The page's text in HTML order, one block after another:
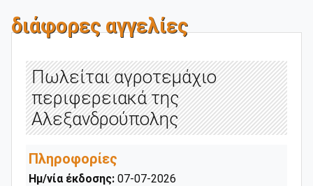
διάφορες αγγελίες
Πωλείται αγροτεμάχιο
περιφερειακά της
Αλεξανδρούπολης
Πληροφορίες
Ημ/νία έκδοσης: 07-07-2026